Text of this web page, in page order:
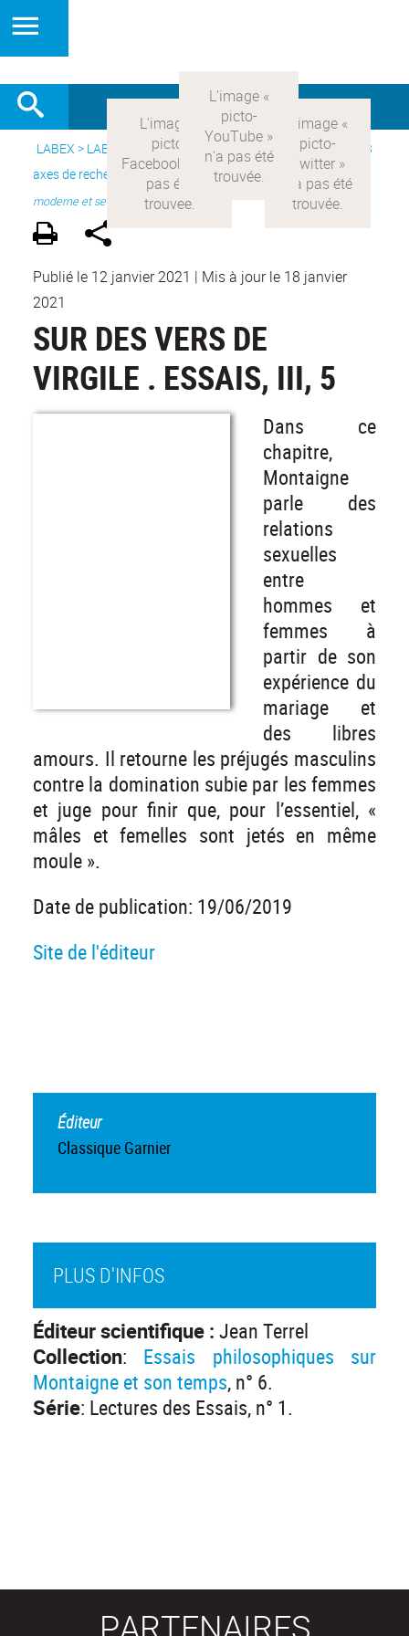
LABEX > LABEX COMOD> Version française > Recherche >
3
axes de recherche> Axe 1 : la constitution réelle de la rationalité
moderne et ses
Publié le 12 janvier 2021 | Mis à jour le 18 janvier
2021
SUR DES VERS DE
VIRGILE . ESSAIS, III, 5
Dans ce
chapitre,
Montaigne
parle des
relations
sexuelles
entre
hommes et
femmes à
partir de son
expérience du
mariage et
des libres
amours. Il retourne les préjugés masculins
contre la domination subie par les femmes
et juge pour finir que, pour l’essentiel, «
mâles et femelles sont jetés en même
moule ».
Date de publication: 19/06/2019
Site de l'éditeur
Éditeur
Classique Garnier
PLUS D'INFOS
Éditeur scientifique : Jean Terrel
Collection: Essais philosophiques sur
Montaigne et son temps, n° 6.
Série: Lectures des Essais, n° 1.
PARTENAIRES